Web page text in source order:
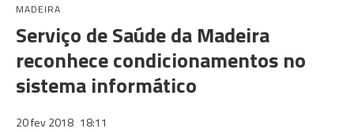
MADEIRA
Serviço de Saúde da Madeira
reconhece condicionamentos no
sistema informático
20 fev 2018 18:11